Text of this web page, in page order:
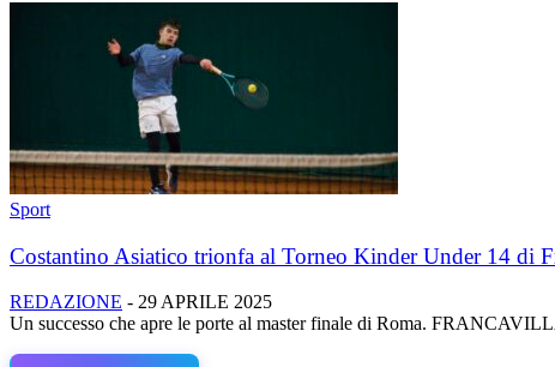
Sport
Costantino Asiatico trionfa al Torneo Kinder Under 14 di
REDAZIONE - 29 APRILE 2025
Un successo che apre le porte al master finale di Roma.